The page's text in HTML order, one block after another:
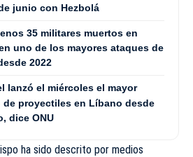
junio con Hezbolá
35 militares muertos en
uno de los mayores ataques de
2022
lanzó el miércoles el mayor
de proyectiles en Líbano desde
dice ONU
ha sido descrito por medios